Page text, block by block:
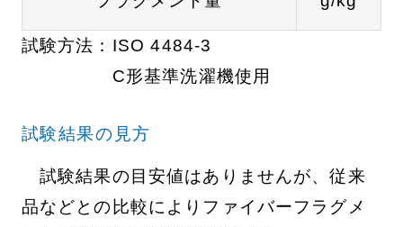
試験方法： ISO 4484-3
C形基準洗濯機使用
試験結果の見方
試験結果の目安値はありませんが、従来
品などとの比較によりファイバーフラグメ